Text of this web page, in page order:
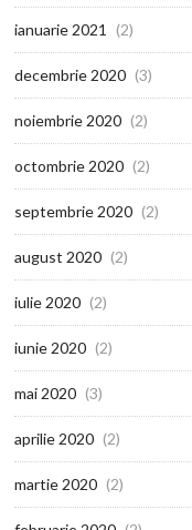
ianuarie 2021 (2)
decembrie 2020 (3)
noiembrie 2020 (2)
octombrie 2020 (2)
septembrie 2020 (2)
august 2020 (2)
iulie 2020 (2)
iunie 2020 (2)
mai 2020 (3)
aprilie 2020 (2)
martie 2020 (2)